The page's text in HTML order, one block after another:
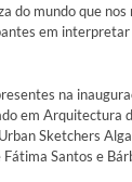
do mundo que nos
em
na
em Arquitectura
Sketchers
Santos e